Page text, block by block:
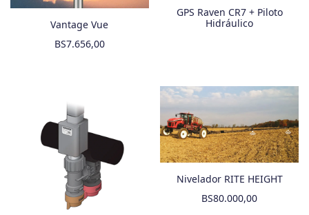
Vantage Vue
BS7.656,00
GPS Raven CR7 + Piloto
Hidráulico
Nivelador RITE HEIGHT
BS80.000,00